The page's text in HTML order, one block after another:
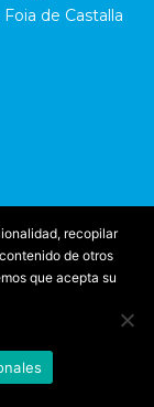
de Castalla
recopilar
de otros
que acepta su